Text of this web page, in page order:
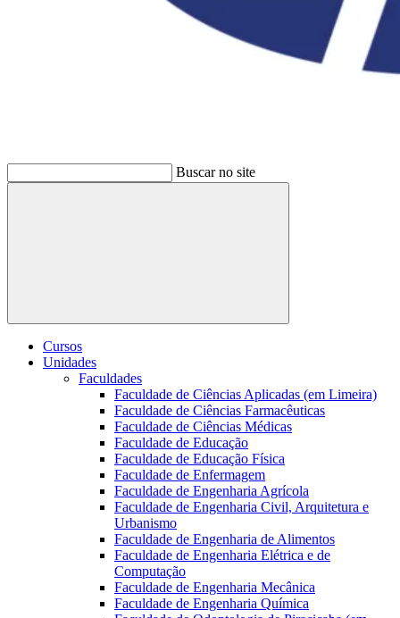
Buscar no site
Buscar
Cursos
Unidades
Faculdades
Faculdade de Ciências Aplicadas (em Limeira)
Faculdade de Ciências Farmacêuticas
Faculdade de Ciências Médicas
Faculdade de Educação
Faculdade de Educação Física
Faculdade de Enfermagem
Faculdade de Engenharia Agrícola
Faculdade de Engenharia Civil, Arquitetura e
Urbanismo
Faculdade de Engenharia de Alimentos
Faculdade de Engenharia Elétrica e de
Computação
Faculdade de Engenharia Mecânica
Faculdade de Engenharia Química